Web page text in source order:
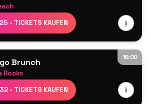
Blacky
- TICKETS KAUFEN i
Hess
Love
Kasiera
Jane
Martin
16:00
Brunch
Rocks
- TICKETS KAUFEN i
DJs